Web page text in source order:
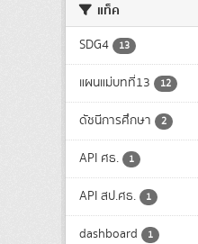
แท็ค
SDG4 13
แผนแม่บทที่13 12
ดัชนีการศึกษา 2
API ศธ. 1
API สป.ศธ. 1
dashboard 1